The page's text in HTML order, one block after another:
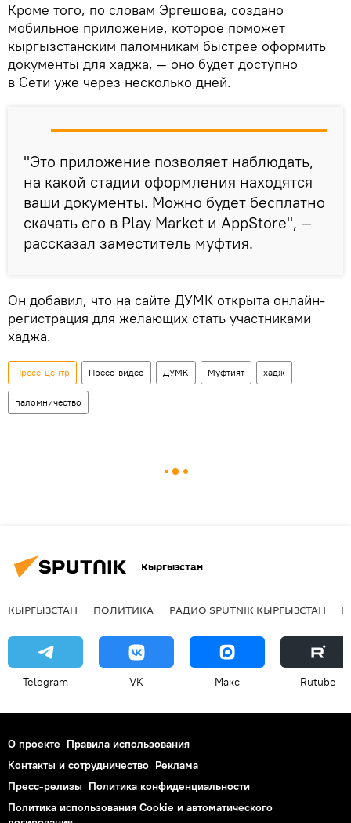
Кроме того, по словам Эргешова, создано
мобильное приложение, которое поможет
кыргызстанским паломникам быстрее оформить
документы для хаджа, — оно будет доступно
в Сети уже через несколько дней.
"Это приложение позволяет наблюдать,
на какой стадии оформления находятся
ваши документы. Можно будет бесплатно
скачать его в Play Market и AppStore", —
рассказал заместитель муфтия.
Он добавил, что на сайте ДУМК открыта онлайн-
регистрация для желающих стать участниками
хаджа.
Пресс-центр Пресс-видео ДУМК Муфтият хадж
паломничество
Кыргызстан
КЫРГЫЗСТАН ПОЛИТИКА РАДИО SPUTNIK КЫРГЫЗСТАН
Telegram VK Макс Rutube
О проекте Правила использования
Контакты и сотрудничество Реклама
Пресс-релизы Политика конфиденциальности
Политика использования Cookie и автоматического